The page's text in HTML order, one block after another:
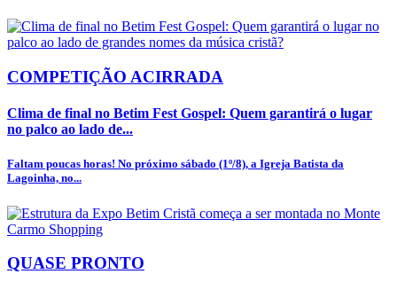
COMPETIÇÃO ACIRRADA
Clima de final no Betim Fest Gospel: Quem garantirá o lugar
no palco ao lado de...
Faltam poucas horas! No próximo sábado (1º/8), a Igreja Batista da
Lagoinha, no...
QUASE PRONTO